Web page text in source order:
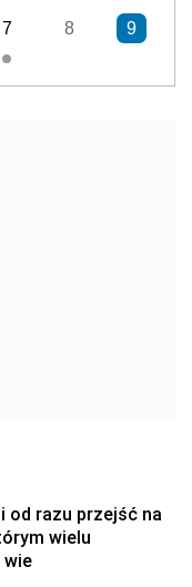
7 8 9
od razu przejść na
wielu
wie